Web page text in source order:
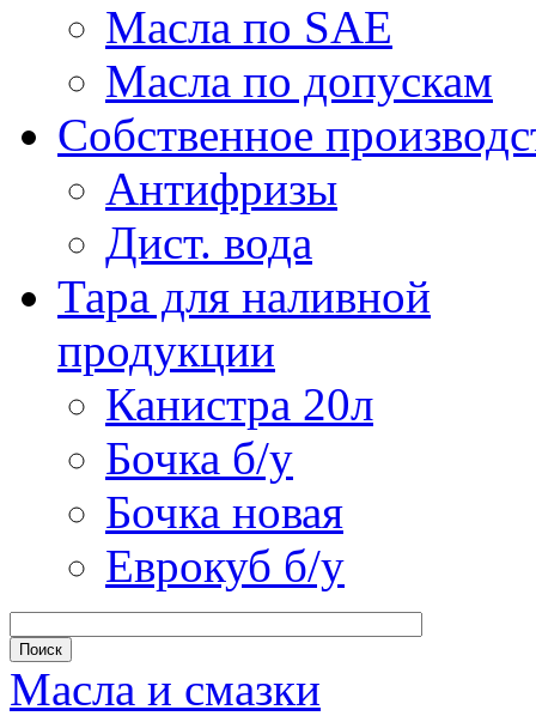
Масла по SAE
Масла по допускам
Собственное
Антифризы
Дист. вода
Тара для наливной
продукции
Канистра 20л
Бочка б/у
Бочка новая
Еврокуб б/у
Масла и смазки